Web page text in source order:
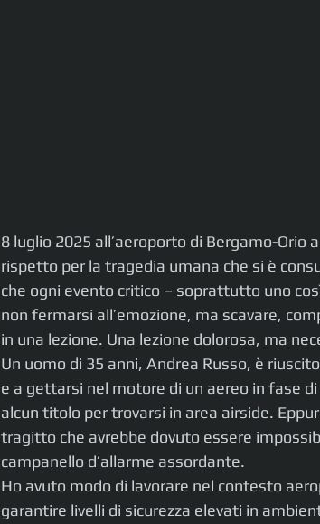
8 luglio 2025 all’aeroporto di Bergamo-
rispetto per la tragedia umana che si è
che ogni evento critico – soprattutto uno
non fermarsi all’emozione, ma scavare,
in una lezione. Una lezione dolorosa, ma
Un uomo di 35 anni, Andrea Russo, è
e a gettarsi nel motore di un aereo in fase
alcun titolo per trovarsi in area airside.
tragitto che avrebbe dovuto essere
campanello d’allarme assordante.
Ho avuto modo di lavorare nel contesto
garantire livelli di sicurezza elevati in